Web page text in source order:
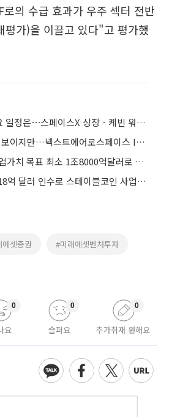
의 수급 효과가 우주 섹터 전반
평가)을 이끌고 있다"고 평가했
6월 증시 뒤흔들 주요 일정은⋯스페이스X 상장ㆍ케빈 워시ㆍMSCI 편입까지
스페이스X 호재처럼 보이지만…넥스트에어로스페이스 IPO, 변수는 '타이밍'
“스페이스X, IPO 기업가치 목표 최소 1조8000억달러로 하향”
마스터카드, BVNK 18억 달러 인수로 스테이블코인 사업 본격 확장
셋증권 #미래에셋벤처투자
요
0
슬퍼요
0
추가취재 원해요
0